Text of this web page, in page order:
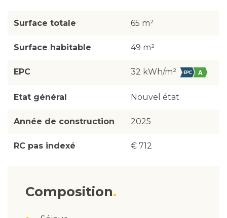
Surface totale 65 m²
Surface habitable 49 m²
EPC 32 kWh/m²
Etat général Nouvel état
Année de construction 2025
RC pas indexé € 712
Composition